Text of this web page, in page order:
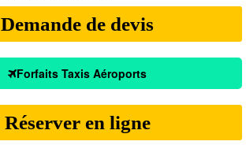
Demande de devis
Forfaits Taxis Aéroports
Réserver en ligne